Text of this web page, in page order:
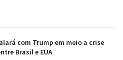
com Trump em meio a crise
Brasil e EUA